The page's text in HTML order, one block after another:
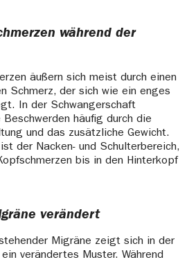
während der
äußern sich meist durch einen
Schmerz, der sich wie ein enges
In der Schwangerschaft
häufig durch die
und das zusätzliche Gewicht.
der Nacken- und Schulterbereich,
bis in den Hinterkopf
verändert
Migräne zeigt sich in der
verändertes Muster. Während